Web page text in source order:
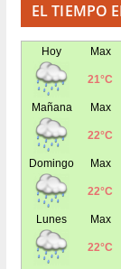
EL TIEMPO